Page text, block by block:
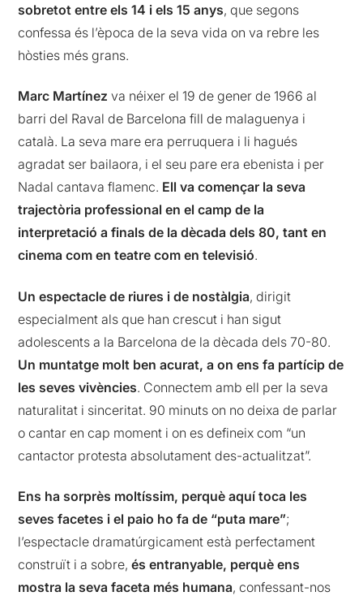
sobretot entre els 14 i els 15 anys, que segons
confessa és l’època de la seva vida on va rebre les
hòsties més grans.
Marc Martínez va néixer el 19 de gener de 1966 al
barri del Raval de Barcelona fill de malaguenya i
català. La seva mare era perruquera i li hagués
agradat ser bailaora, i el seu pare era ebenista i per
Nadal cantava flamenc. Ell va començar la seva
trajectòria professional en el camp de la
interpretació a finals de la dècada dels 80, tant en
cinema com en teatre com en televisió.
Un espectacle de riures i de nostàlgia, dirigit
especialment als que han crescut i han sigut
adolescents a la Barcelona de la dècada dels 70-80.
Un muntatge molt ben acurat, a on ens fa partícip de
les seves vivències. Connectem amb ell per la seva
naturalitat i sinceritat. 90 minuts on no deixa de parlar
o cantar en cap moment i on es defineix com “un
cantactor protesta absolutament des-actualitzat”.
Ens ha sorprès moltíssim, perquè aquí toca les
seves facetes i el paio ho fa de “puta mare”;
l’espectacle dramatúrgicament està perfectament
construït i a sobre,és entranyable, perquè ens
mostra la seva faceta més humana, confessant-nos